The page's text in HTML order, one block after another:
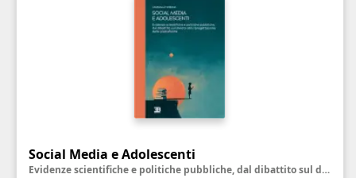
Social Media e Adolescenti
Evidenze scientifiche e politiche pubbliche, dal dibattito sul divieto alla riprogettazione delle piattaforme